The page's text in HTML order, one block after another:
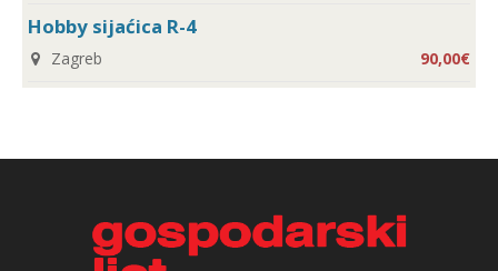
Hobby sijaćica R-4
Zagreb 90,00€